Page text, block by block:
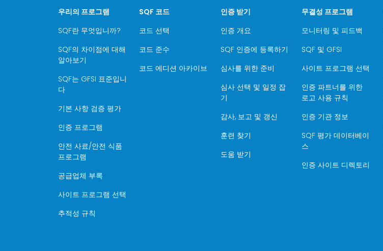
우리의 프로그램
SQF란 무엇입니까?
SQF의 차이점에 대해
알아보기
SQF는 GFSI 표준입니
다
기본 사항 검증 평가
인증 프로그램
안전 사료/안전 식품
프로그램
공급업체 부록
사이트 프로그램 선택
추적성 규칙
SQF 코드
코드 선택
코드 준수
코드 에디션 아카이브
인증 받기
인증 개요
SQF 인증에 등록하기
심사를 위한 준비
심사 선택 및 일정 잡
기
감사, 보고 및 갱신
훈련 찾기
도움 받기
무결성 프로그램
모니터링 및 피드백
SQF 및 GFSI
사이트 프로그램 선택
인증 파트너를 위한
로고 사용 규칙
인증 기관 정보
SQF 평가 데이터베이
스
인증 사이트 디렉토리